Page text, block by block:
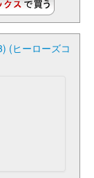
(ヒーローズコ